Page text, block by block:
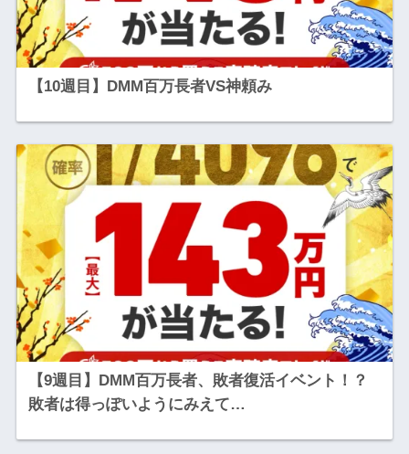
【10週目】DMM百万長者VS神頼み
【9週目】DMM百万長者、敗者復活イベント！？
敗者は得っぽいようにみえて…